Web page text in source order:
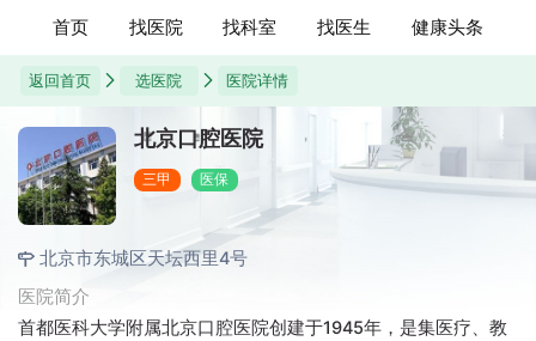
首页 找医院 找科室 找医生 健康头条
返回首页 选医院 医院详情
北京口腔医院
三甲 医保
北京市东城区天坛西里4号
医院简介
首都医科大学附属北京口腔医院创建于1945年，是集医疗、教